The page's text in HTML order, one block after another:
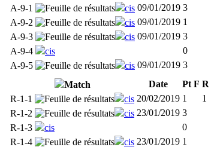
A-9-1
cis 09/01/2019 3
A-9-2
cis 09/01/2019 1
A-9-3
cis 09/01/2019 3
A-9-4
cis 0
A-9-5
cis 09/01/2019 3
Match
Date Pt F R
R-1-1
cis 20/02/2019 1 1
R-1-2
cis 23/01/2019 3
R-1-3
cis 0
R-1-4
cis 23/01/2019 1